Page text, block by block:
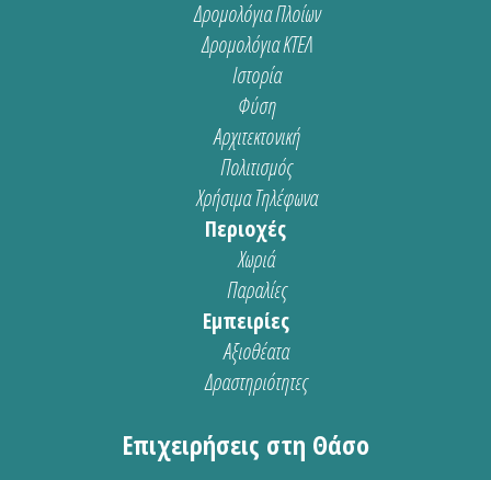
Δρομολόγια Πλοίων
Δρομολόγια ΚΤΕΛ
Ιστορία
Φύση
Αρχιτεκτονική
Πολιτισμός
Χρήσιμα Τηλέφωνα
Περιοχές
Χωριά
Παραλίες
Εμπειρίες
Αξιοθέατα
Δραστηριότητες
Επιχειρήσεις στη Θάσο